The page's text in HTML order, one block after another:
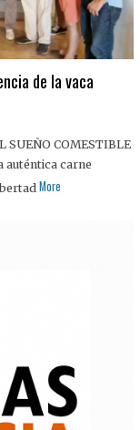
de la vaca
COMESTIBLE
auténtica carne
More